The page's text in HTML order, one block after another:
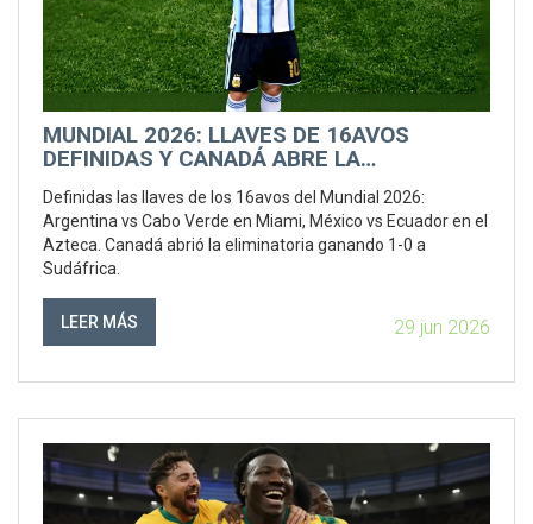
MUNDIAL 2026: LLAVES DE 16AVOS
DEFINIDAS Y CANADÁ ABRE LA
Definidas las llaves de los 16avos del Mundial 2026:
Argentina vs Cabo Verde en Miami, México vs Ecuador en el
Azteca. Canadá abrió la eliminatoria ganando 1-0 a
Sudáfrica.
LEER MÁS 29 jun 2026